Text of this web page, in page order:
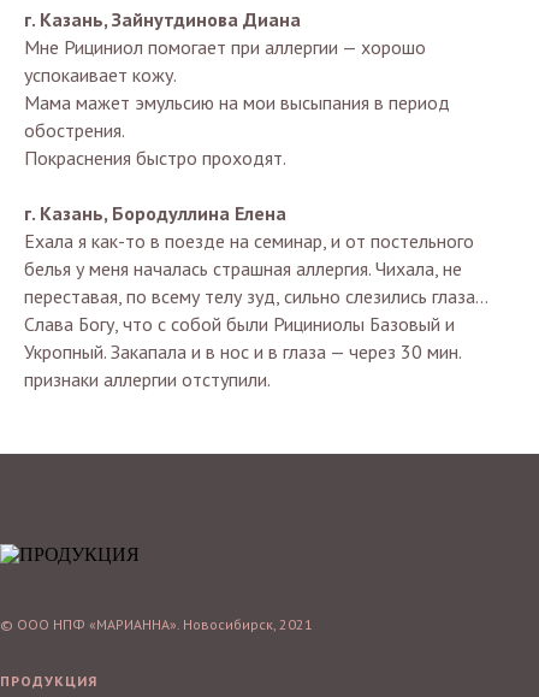
г. Казань, Зайнутдинова Диана
Мне Рициниол помогает при аллергии — хорошо
успокаивает кожу.
Мама мажет эмульсию на мои высыпания в период
обострения.
Покраснения быстро проходят.
г. Казань, Бородуллина Елена
Ехала я как-то в поезде на семинар, и от постельного
белья у меня началась страшная аллергия. Чихала, не
переставая, по всему телу зуд, сильно слезились глаза...
Слава Богу, что с собой были Рициниолы Базовый и
Укропный. Закапала и в нос и в глаза — через 30 мин.
признаки аллергии отступили.
© ООО НПФ «МАРИАННА». Новосибирск, 2021
ПРОДУКЦИЯ